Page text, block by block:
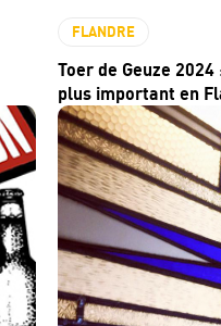
FLANDRE
Toer de Geuze
plus important en